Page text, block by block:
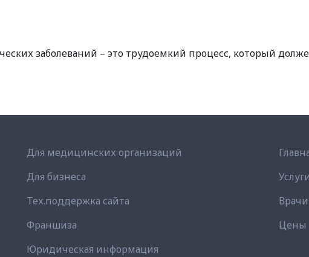
заболеваний – это трудоемкий процесс, который
Для медицинских организаций
Для бизнеса
Тех.поддержка сайта
Франшиза
Юридическая информация
Услуги
Врачи
Цены